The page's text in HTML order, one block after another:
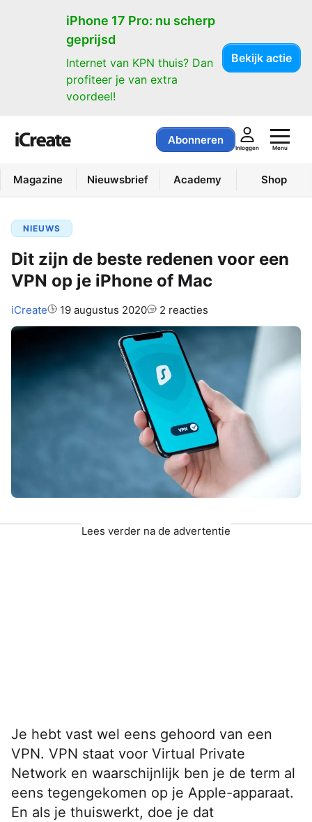
iPhone 17 Pro: nu scherp
geprijsd
Internet van KPN thuis? Dan
profiteer je van extra
voordeel!
Bekijk actie
Abonneren
Inloggen Menu
Magazine Nieuwsbrief Academy Shop
NIEUWS
Dit zijn de beste redenen voor een
VPN op je iPhone of Mac
Auteur:
iCreate 19 augustus 2020 2 reacties
Lees verder na de advertentie
Je hebt vast wel eens gehoord van een
VPN. VPN staat voor Virtual Private
Network en waarschijnlijk ben je de term al
eens tegengekomen op je Apple-apparaat.
En als je thuiswerkt, doe je dat